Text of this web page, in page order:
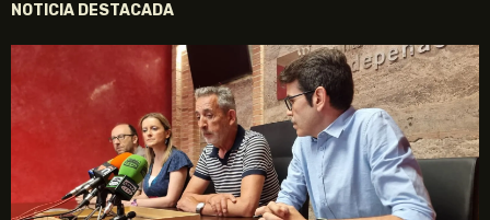
NOTICIA DESTACADA